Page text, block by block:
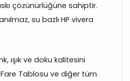
çözünürlüğüne sahiptir.
su bazlı HP vivera
ışık ve doku kalitesini
Tablosu ve diğer tüm